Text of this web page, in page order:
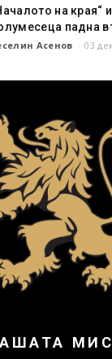
на края“
падна
Асенов - 03